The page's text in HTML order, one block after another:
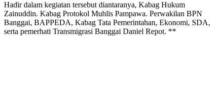
Hadir dalam kegiatan tersebut diantaranya, Kabag Hukum
Zainuddin. Kabag Protokol Muhlis Pampawa. Perwakilan BPN
Banggai, BAPPEDA, Kabag Tata Pemerintahan, Ekonomi, SDA,
serta pemerhati Transmigrasi Banggai Daniel Repot. **